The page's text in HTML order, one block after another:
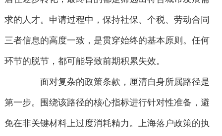
求的人才。申请过程中，保持社保、个税、劳动合同
三者信息的高度一致，是贯穿始终的基本原则。任何
环节的脱节，都可能导致前期积累失效。
面对复杂的政策条款，厘清自身所属路径是
第一步。围绕该路径的核心指标进行针对性准备，避
免在非关键材料上过度消耗精力。上海落户政策的执